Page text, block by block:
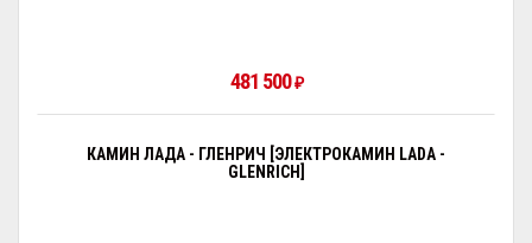
481 500 ₽
КАМИН ЛАДА - ГЛЕНРИЧ [ЭЛЕКТРОКАМИН LADA -
GLENRICH]